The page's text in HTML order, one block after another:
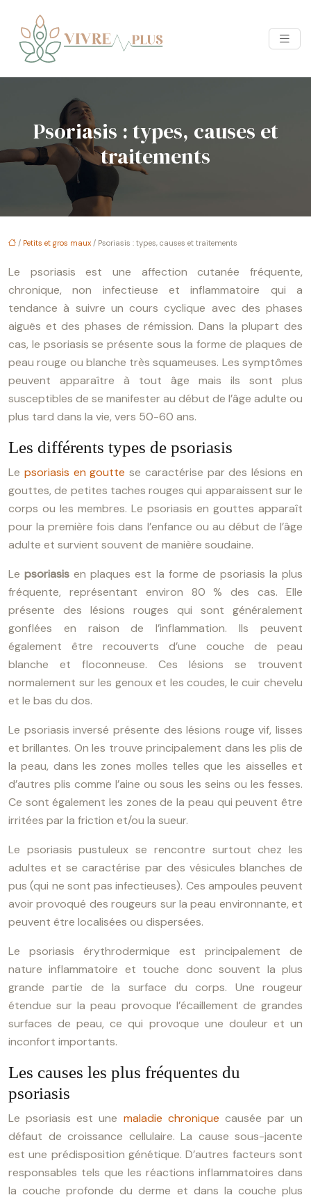
Psoriasis : types, causes et
traitements
/ Petits et gros maux / Psoriasis : types, causes et traitements
Le psoriasis est une affection cutanée fréquente,
chronique, non infectieuse et inflammatoire qui a
tendance à suivre un cours cyclique avec des phases
aiguës et des phases de rémission. Dans la plupart des
cas, le psoriasis se présente sous la forme de plaques de
peau rouge ou blanche très squameuses. Les symptômes
peuvent apparaître à tout âge mais ils sont plus
susceptibles de se manifester au début de l’âge adulte ou
plus tard dans la vie, vers 50-60 ans.
Les différents types de psoriasis
Le psoriasis en goutte se caractérise par des lésions en
gouttes, de petites taches rouges qui apparaissent sur le
corps ou les membres. Le psoriasis en gouttes apparaît
pour la première fois dans l’enfance ou au début de l’âge
adulte et survient souvent de manière soudaine.
Lepsoriasis en plaques est la forme de psoriasis la plus
fréquente, représentant environ 80 % des cas. Elle
présente des lésions rouges qui sont généralement
gonflées en raison de l’inflammation. Ils peuvent
également être recouverts d’une couche de peau
blanche et floconneuse. Ces lésions se trouvent
normalement sur les genoux et les coudes, le cuir chevelu
et le bas du dos.
Le psoriasis inversé présente des lésions rouge vif, lisses
et brillantes. On les trouve principalement dans les plis de
la peau, dans les zones molles telles que les aisselles et
d’autres plis comme l’aine ou sous les seins ou les fesses.
Ce sont également les zones de la peau qui peuvent être
irritées par la friction et/ou la sueur.
Le psoriasis pustuleux se rencontre surtout chez les
adultes et se caractérise par des vésicules blanches de
pus (qui ne sont pas infectieuses). Ces ampoules peuvent
avoir provoqué des rougeurs sur la peau environnante, et
peuvent être localisées ou dispersées.
Le psoriasis érythrodermique est principalement de
nature inflammatoire et touche donc souvent la plus
grande partie de la surface du corps. Une rougeur
étendue sur la peau provoque l’écaillement de grandes
surfaces de peau, ce qui provoque une douleur et un
inconfort importants.
Les causes les plus fréquentes du
psoriasis
Le psoriasis est une maladie chronique causée par un
défaut de croissance cellulaire. La cause sous-jacente
est une prédisposition génétique. D’autres facteurs sont
responsables tels que les réactions inflammatoires dans
la couche profonde du derme et dans la couche plus